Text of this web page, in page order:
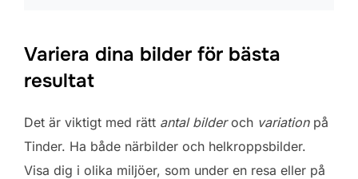
Variera dina bilder för bästa
resultat
Det är viktigt med rätt antal bilderoch variationpå
Tinder. Ha både närbilder och helkroppsbilder.
Visa dig i olika miljöer, som under en resa eller på